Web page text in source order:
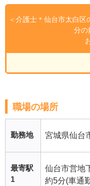
＜介護士＊仙台市太白
分
職場の場所
勤務地 宮城県仙台
最寄駅
1
仙台市営地
約5分(車通